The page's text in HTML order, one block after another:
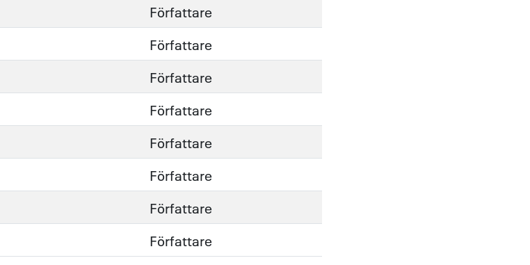
Författare
Författare
Författare
Författare
Författare
Författare
Författare
Författare